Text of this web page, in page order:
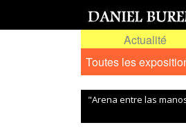
Actualité
Toutes les
"Arena entre las